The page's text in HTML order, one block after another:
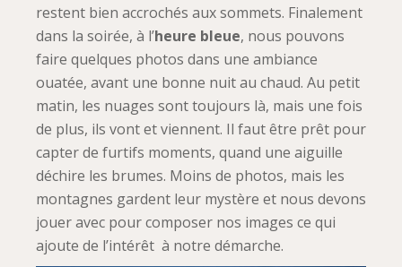
restent bien accrochés aux sommets. Finalement
dans la soirée, à l’heure bleue, nous pouvons
faire quelques photos dans une ambiance
ouatée, avant une bonne nuit au chaud. Au petit
matin, les nuages sont toujours là, mais une fois
de plus, ils vont et viennent. Il faut être prêt pour
capter de furtifs moments, quand une aiguille
déchire les brumes. Moins de photos, mais les
montagnes gardent leur mystère et nous devons
jouer avec pour composer nos images ce qui
ajoute de l’intérêt à notre démarche.